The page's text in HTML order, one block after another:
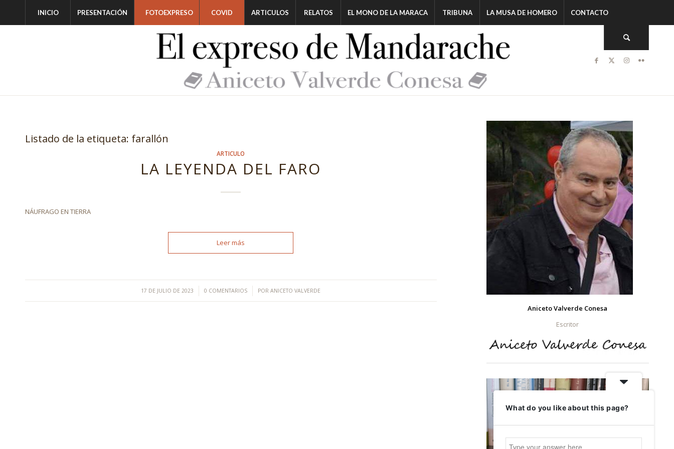
INICIO PRESENTACIÓN FOTOEXPRESO COVID ARTICULOS RELATOS EL MONO DE LA MARACA TRIBUNA LA MUSA DE HOMERO CONTACTO
Listado de la etiqueta: farallón
ARTICULO
LA LEYENDA DEL FARO
NÁUFRAGO EN TIERRA
Leer más
17 DE JULIO DE 2023
/ 0 COMENTARIOS
/ PORANICETO VALVERDE
Aniceto Valverde Conesa
Escritor
What do you like about this page?